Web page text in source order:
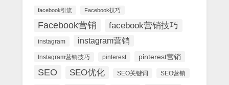
facebook引流 Facebook技巧
Facebook营销 facebook营销技巧
instagram instagram营销
Instagram营销技巧 pinterest pinterest营销
SEO SEO优化 SEO关键词 SEO营销